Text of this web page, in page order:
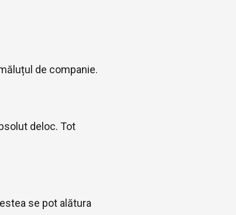
de companie.
deloc. Tot
se pot alătura